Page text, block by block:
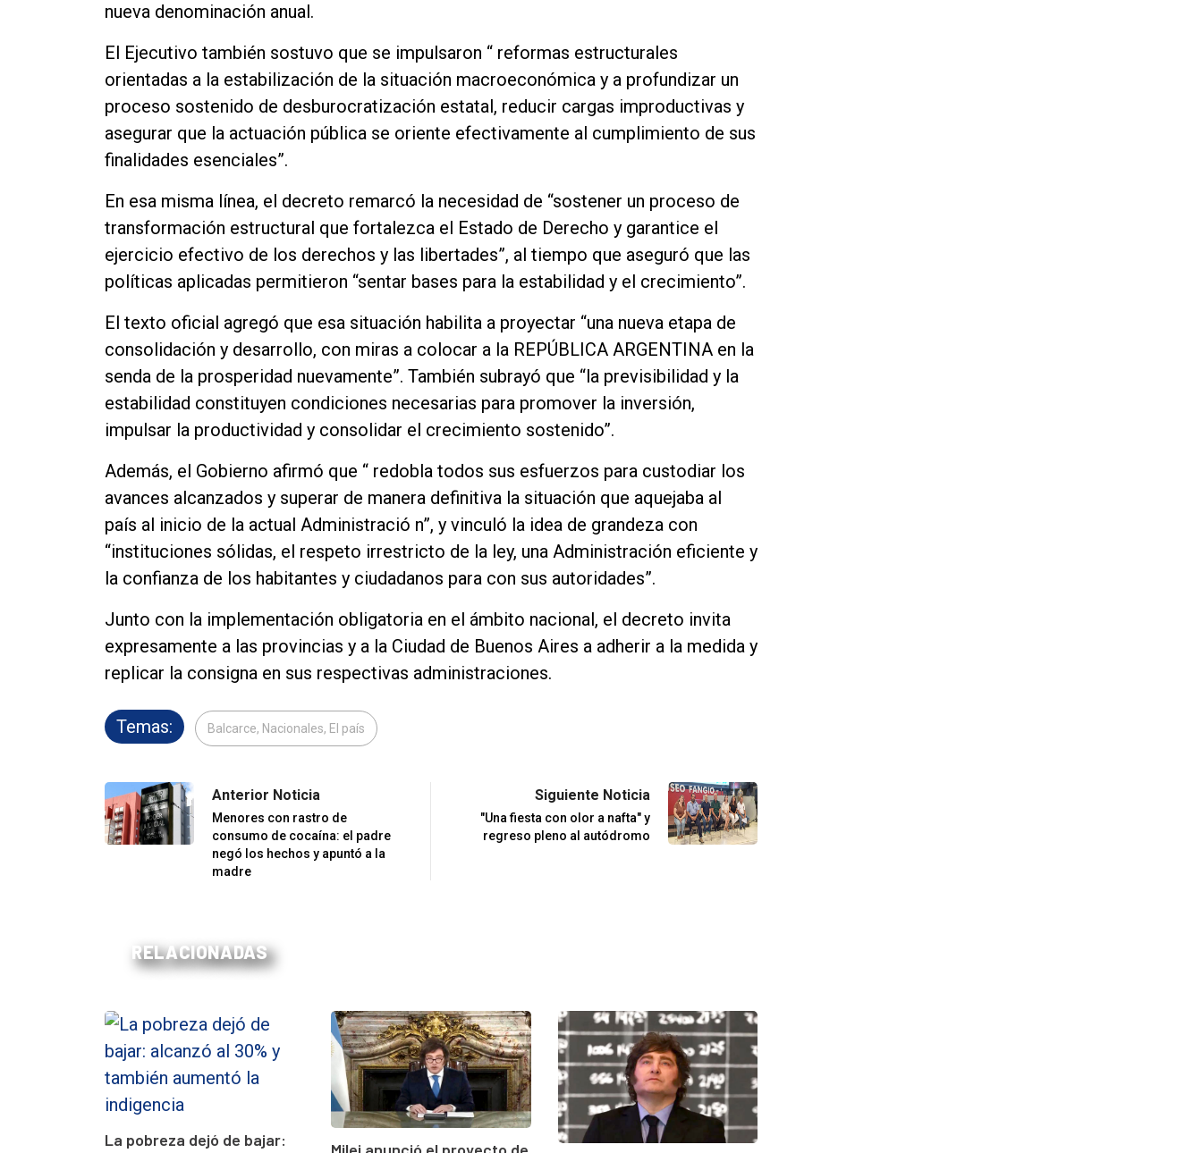
nueva denominación anual.
El Ejecutivo también sostuvo que se impulsaron “ reformas estructurales
orientadas a la estabilización de la situación macroeconómica y a profundizar un
proceso sostenido de desburocratización estatal, reducir cargas improductivas y
asegurar que la actuación pública se oriente efectivamente al cumplimiento de sus
finalidades esenciales”.
En esa misma línea, el decreto remarcó la necesidad de “sostener un proceso de
transformación estructural que fortalezca el Estado de Derecho y garantice el
ejercicio efectivo de los derechos y las libertades”, al tiempo que aseguró que las
políticas aplicadas permitieron “sentar bases para la estabilidad y el crecimiento”.
El texto oficial agregó que esa situación habilita a proyectar “una nueva etapa de
consolidación y desarrollo, con miras a colocar a la REPÚBLICA ARGENTINA en la
senda de la prosperidad nuevamente”. También subrayó que “la previsibilidad y la
estabilidad constituyen condiciones necesarias para promover la inversión,
impulsar la productividad y consolidar el crecimiento sostenido”.
Además, el Gobierno afirmó que “ redobla todos sus esfuerzos para custodiar los
avances alcanzados y superar de manera definitiva la situación que aquejaba al
país al inicio de la actual Administració n”, y vinculó la idea de grandeza con
“instituciones sólidas, el respeto irrestricto de la ley, una Administración eficiente y
la confianza de los habitantes y ciudadanos para con sus autoridades”.
Junto con la implementación obligatoria en el ámbito nacional, el decreto invita
expresamente a las provincias y a la Ciudad de Buenos Aires a adherir a la medida y
replicar la consigna en sus respectivas administraciones.
Temas: Balcarce, Nacionales, El país
Anterior Noticia
Menores con rastro de
consumo de cocaína: el padre
negó los hechos y apuntó a la
madre
Siguiente Noticia
"Una fiesta con olor a nafta" y
regreso pleno al autódromo
RELACIONADAS
La pobreza dejó de bajar: